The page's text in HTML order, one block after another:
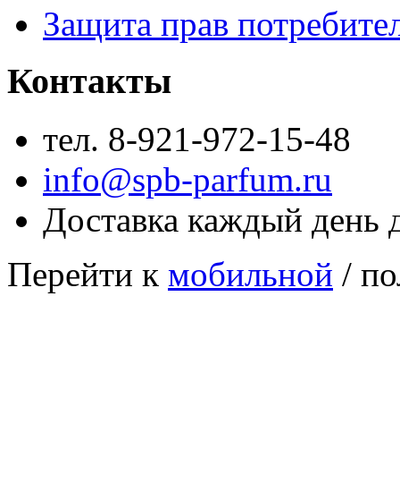
Защита прав
Контакты
тел. 8-921-972-15-48
info@spb-parfum.ru
Доставка каждый день
Перейти к мобильной /